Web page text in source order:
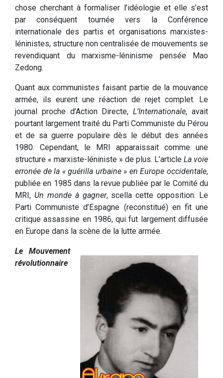
chose cherchant à formaliser l’idéologie et elle s’est
par conséquent tournée vers la Conférence
internationale des partis et organisations marxistes-
léninistes, structure non centralisée de mouvements se
revendiquant du marxisme-léninisme pensée Mao
Zedong.
Quant aux communistes faisant partie de la mouvance
armée, ils eurent une réaction de rejet complet. Le
journal proche d’Action Directe,L’Internationale, avait
pourtant largement traité du Parti Communiste du Pérou
et de sa guerre populaire dès le début des années
1980. Cependant, le MRI apparaissait comme une
structure « marxiste-léniniste » de plus. L’article La voie
erronée de la « guérilla urbaine » en Europe occidentale,
publiée en 1985 dans la revue publiée par le Comité du
MRI, Un monde à gagner, scella cette opposition. Le
Parti Communiste d’Espagne (reconstitué) en fit une
critique assassine en 1986, qui fut largement diffusée
en Europe dans la scène de la lutte armée.
Le Mouvement
révolutionnaire